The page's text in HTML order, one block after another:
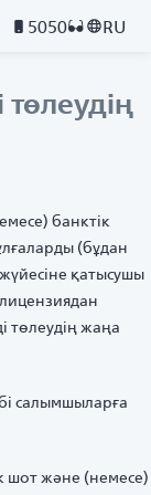
5050 RU
төлеудің
банктік
(бұдан
қатысушы
төлеудің жаңа
салымшыларға
шот және (немесе)